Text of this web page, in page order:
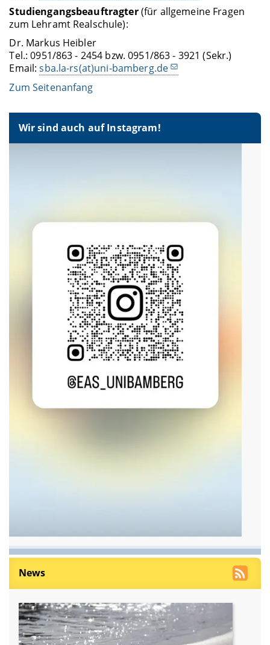
Studiengangsbeauftragter(für allgemeine Fragen
zum Lehramt Realschule):
Dr. Markus Heibler
Tel.: 0951/863 - 2454 bzw. 0951/863 - 3921 (Sekr.)
Email:sba.la-rs(at)uni-bamberg.de
Zum Seitenanfang
Wir sind auch auf Instagram!
News